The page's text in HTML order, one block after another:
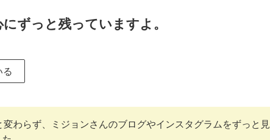
ずっと残っていますよ。
変わらず、ミジョンさんのブログやインスタグラムをずっと見